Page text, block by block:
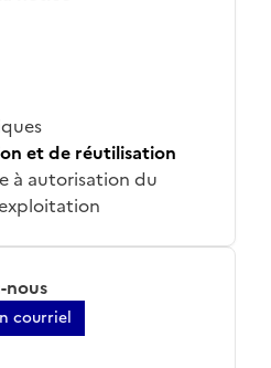
et de réutilisation
à autorisation du
courriel